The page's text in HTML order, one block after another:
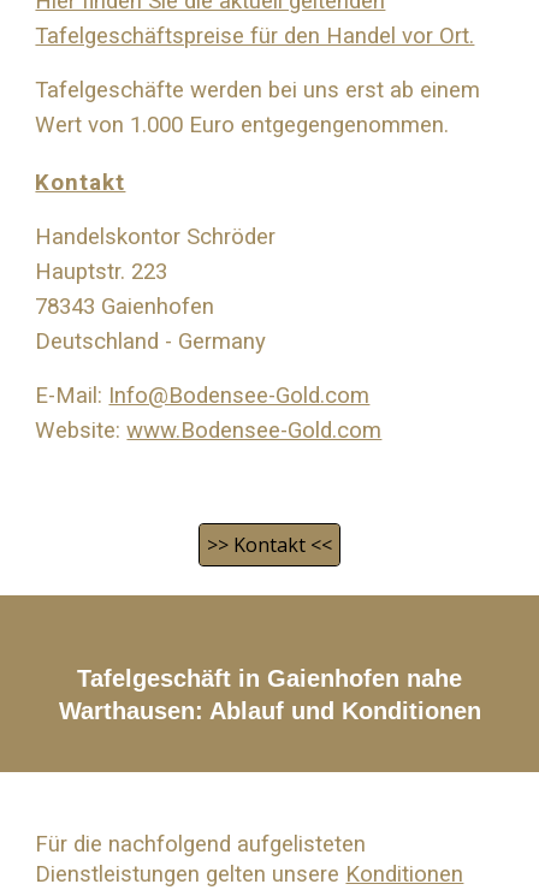
Tafelgeschäftspreise für den Handel vor Ort.
Tafelgeschäfte werden bei uns erst ab einem
Wert von 1.000 Euro entgegengenommen.
Kontakt
Handelskontor Schröder
Hauptstr. 223
78343 Gaienhofen
Deutschland - Germany
E-Mail: Info@Bodensee-Gold.com
Website:www.Bodensee-Gold.com
>> Kontakt <<
Tafelgeschäft in Gaienhofen nahe
Warthausen: Ablauf und Konditionen
Für die nachfolgend aufgelisteten
Dienstleistungen gelten unsere Konditionen